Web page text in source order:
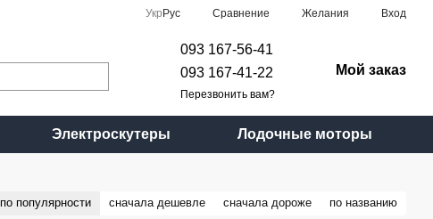
Укр Рус Сравнение Желания Вход
093 167-56-41
093 167-41-22
Перезвонить вам?
Мой заказ
Электроскутеры Лодочные моторы
по популярности сначала дешевле сначала дороже по названию